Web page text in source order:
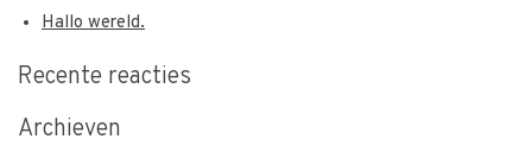
Hallo wereld.
Recente reacties
Archieven